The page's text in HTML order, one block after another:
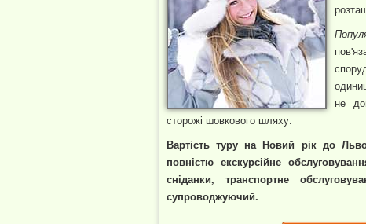
не
сторожі шовкового шляху.
Вартість туру на Новий рік до
повністю екскурсійне
сніданки, транспортне
супроводжуючий.